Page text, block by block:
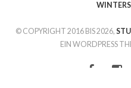
© COPYRIGHT 2016 BIS 2026,
EIN WORDPRESS